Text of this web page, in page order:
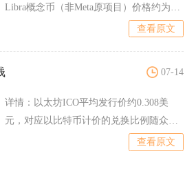
Libra概念币（非Meta原项目）价格约为
查看原文
07-14
详情： 以太坊ICO平均发行价约0.308美
元，对应以比特币计价的兑换比例随众筹
查看原文